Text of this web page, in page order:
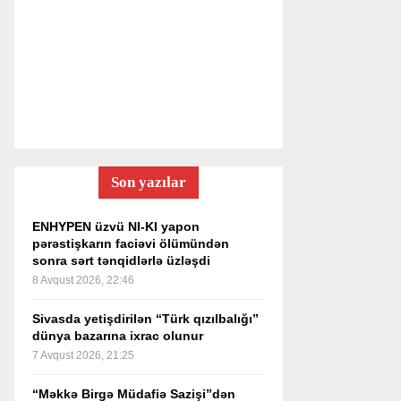
Son yazılar
ENHYPEN üzvü NI-KI yapon
pərəstişkarın faciəvi ölümündən
sonra sərt tənqidlərlə üzləşdi
8 Avqust 2026, 22:46
Sivasda yetişdirilən “Türk qızılbalığı”
dünya bazarına ixrac olunur
7 Avqust 2026, 21:25
“Məkkə Birgə Müdafiə Sazişi”dən